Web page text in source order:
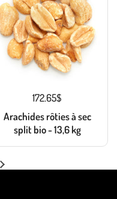
172.65$
Arachides rôties à sec
split bio - 13,6 kg